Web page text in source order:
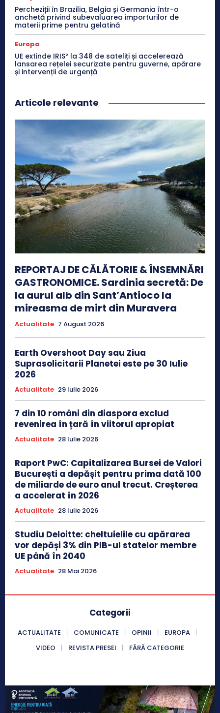
Percheziții în Brazilia, Belgia și Germania într-o
anchetă privind subevaluarea importurilor de
materii prime pentru gelatină
Europa
UE extinde IRIS² la 348 de sateliți și accelerează
lansarea rețelei securizate pentru guverne, apărare
și intervenții de urgență
Articole relevante
REPORTAJ DE CĂLĂTORIE & ÎNSEMNĂRI
GASTRONOMICE. Sardinia secretă: De
la aurul alb din Sant’Antioco la
mireasma de mirt din Muravera
Actualitate 7 August 2026
Earth Overshoot Day sau Ziua
Suprasolicitarii Planetei este pe 30 Iulie
2026
Actualitate 29 Iulie 2026
7 din 10 români din diaspora exclud
revenirea în țară în viitorul apropiat
Actualitate 28 Iulie 2026
Raport PwC: Capitalizarea Bursei de Valori
București a depășit pentru prima dată 100
de miliarde de euro anul trecut. Creșterea
a accelerat în 2026
Actualitate 28 Iulie 2026
Studiu Deloitte: cheltuielile cu apărarea
vor depăși 3% din PIB-ul statelor membre
UE până în 2040
Actualitate 28 Mai 2026
Categorii
ACTUALITATE COMUNICATE OPINII
EUROPA
VIDEO
REVISTA PRESEI FĂRĂ CATEGORIE